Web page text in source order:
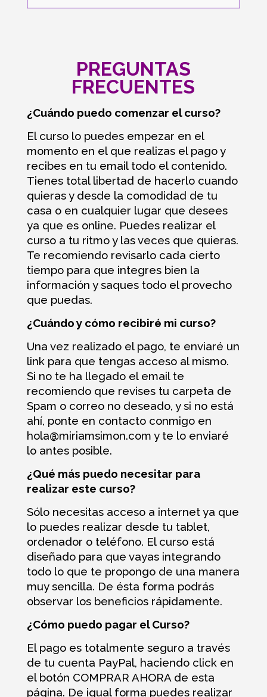
PREGUNTAS
FRECUENTES
¿Cuándo puedo comenzar el curso?
El curso lo puedes empezar en el
momento en el que realizas el pago y
recibes en tu email todo el contenido.
Tienes total libertad de hacerlo cuando
quieras y desde la comodidad de tu
casa o en cualquier lugar que desees
ya que es online. Puedes realizar el
curso a tu ritmo y las veces que quieras.
Te recomiendo revisarlo cada cierto
tiempo para que integres bien la
información y saques todo el provecho
que puedas.
¿Cuándo y cómo recibiré mi curso?
Una vez realizado el pago, te enviaré un
link para que tengas acceso al mismo.
Si no te ha llegado el email te
recomiendo que revises tu carpeta de
Spam o correo no deseado, y si no está
ahí, ponte en contacto conmigo en
hola@miriamsimon.com y te lo enviaré
lo antes posible.
¿Qué más puedo necesitar para
realizar este curso?
Sólo necesitas acceso a internet ya que
lo puedes realizar desde tu tablet,
ordenador o teléfono. El curso está
diseñado para que vayas integrando
todo lo que te propongo de una manera
muy sencilla. De ésta forma podrás
observar los beneficios rápidamente.
¿Cómo puedo pagar el Curso?
El pago es totalmente seguro a través
de tu cuenta PayPal, haciendo click en
el botón COMPRAR AHORA de esta
página. De igual forma puedes realizar